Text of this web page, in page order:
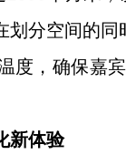
划分空间的
度，确保嘉
新体验